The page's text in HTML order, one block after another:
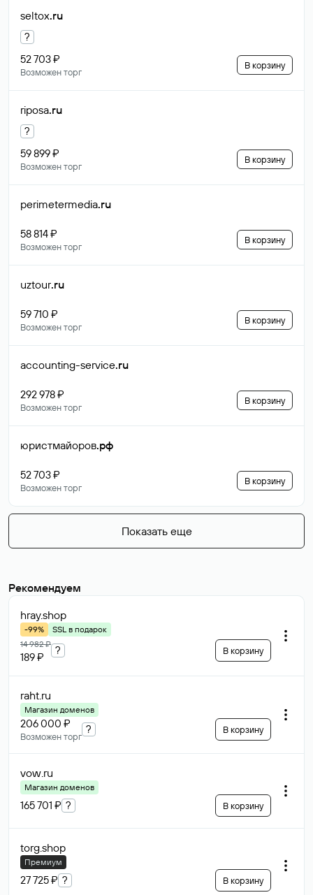
seltox.ru
?
52 703 ₽
Возможен торг
В корзину
riposa.ru
?
59 899 ₽
Возможен торг
В корзину
perimetermedia.ru
58 814 ₽
Возможен торг
В корзину
uztour.ru
59 710 ₽
Возможен торг
В корзину
accounting-service.ru
292 978 ₽
Возможен торг
В корзину
юристмайоров.рф
52 703 ₽
Возможен торг
В корзину
Показать еще
Рекомендуем
hray.shop
-99%
SSL в подарок
14 982 ₽
189 ₽
? В корзину
raht.ru
Магазин доменов
206 000 ₽
Возможен торг
? В корзину
vow.ru
Магазин доменов
165 701 ₽ ? В корзину
torg.shop
Премиум
27 725 ₽ ? В корзину